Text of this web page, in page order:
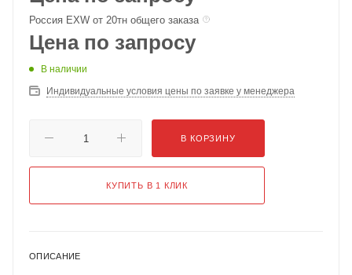
Россия EXW от 20тн общего заказа
Цена по запросу
В наличии
Индивидуальные условия цены по заявке у менеджера
В КОРЗИНУ
КУПИТЬ В 1 КЛИК
ОПИСАНИЕ